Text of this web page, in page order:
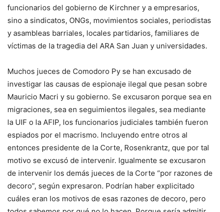
funcionarios del gobierno de Kirchner y a empresarios,
sino a sindicatos, ONGs, movimientos sociales, periodistas
y asambleas barriales, locales partidarios, familiares de
víctimas de la tragedia del ARA San Juan y universidades.
Muchos jueces de Comodoro Py se han excusado de
investigar las causas de espionaje ilegal que pesan sobre
Mauricio Macri y su gobierno. Se excusaron porque sea en
migraciones, sea en seguimientos ilegales, sea mediante
la UIF o la AFIP, los funcionarios judiciales también fueron
espiados por el macrismo. Incluyendo entre otros al
entonces presidente de la Corte, Rosenkrantz, que por tal
motivo se excusó de intervenir. Igualmente se excusaron
de intervenir los demás jueces de la Corte “por razones de
decoro”, según expresaron. Podrían haber explicitado
cuáles eran los motivos de esas razones de decoro, pero